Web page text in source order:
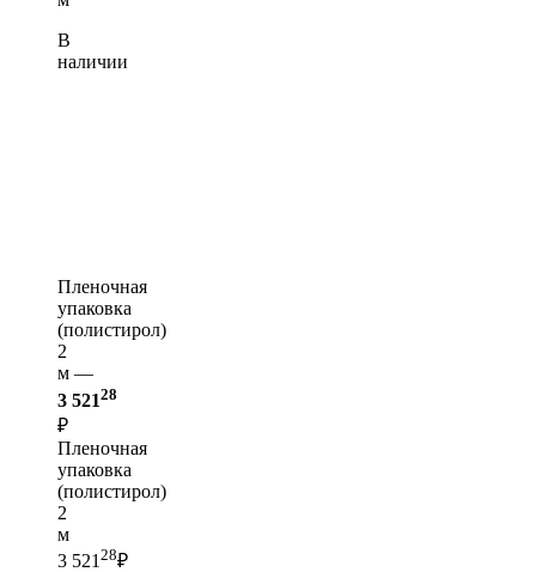
В
наличии
Пленочная
упаковка
(полистирол)
2
м —
3 52128
₽
Пленочная
упаковка
(полистирол)
2
м
3 521 28₽